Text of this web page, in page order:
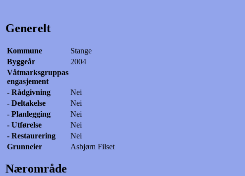
Generelt
Kommune
Stange
Byggeår
2004
Våtmarksgruppas
engasjement
- Rådgivning
Nei
- Deltakelse
Nei
- Planlegging
Nei
- Utførelse
Nei
- Restaurering
Nei
Grunneier
Asbjørn Filset
Nærområde